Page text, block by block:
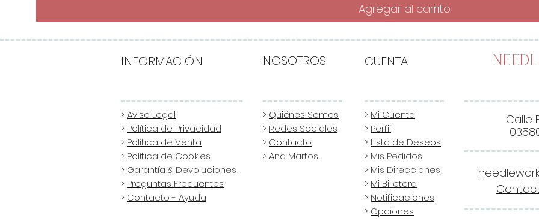
Agregar al carrito
INFORMACIÓN
>Aviso Legal
> Política de Privacidad
> Política de Venta
> Política de Cookies
> Garantía & Devoluciones
> Preguntas Frecuentes
> Contacto - Ayuda
NOSOTROS
> Quiénes Somos
> Redes Sociales
> Contacto
>Ana Martos
CUENTA
> Mi Cuenta
> Perfil
> Lista de Deseos
> Mis Pedidos
> Mis Direcciones
> Mi Billetera
> Notificaciones
> Opciones
Calle